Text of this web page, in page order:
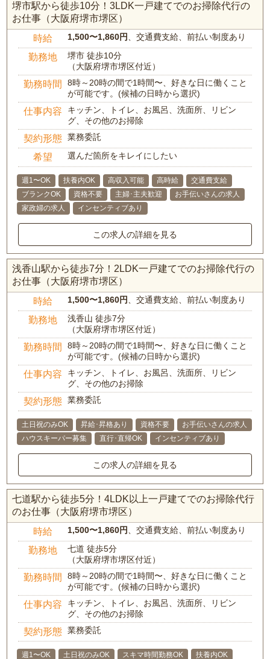
堺市駅から徒歩10分！3LDK一戸建てでのお掃除代行の
お仕事（大阪府堺市堺区）
時給 1,500〜1,860円 、交通費支給、前払い制度あり
勤務地
堺市 徒歩10分
（大阪府堺市堺区付近）
勤務時間
8時～20時の間で1時間〜、好きな日に働くこと
が可能です。(候補の日時から選択)
仕事内容
キッチン、トイレ、お風呂、洗面所、リビン
グ、その他のお掃除
契約形態 業務委託
希望 選んだ箇所をキレイにしたい
週1〜OK 扶養内OK 高収入可能 高時給
交通費支給
ブランクOK
資格不要 主婦･主夫歓迎
お手伝いさんの求人
家政婦の求人
インセンティブあり
この求人の詳細を見る
浅香山駅から徒歩7分！2LDK一戸建てでのお掃除代行の
お仕事（大阪府堺市堺区）
時給 1,500〜1,860円 、交通費支給、前払い制度あり
勤務地
浅香山 徒歩7分
（大阪府堺市堺区付近）
勤務時間
8時～20時の間で1時間〜、好きな日に働くこと
が可能です。(候補の日時から選択)
仕事内容
キッチン、トイレ、お風呂、洗面所、リビン
グ、その他のお掃除
契約形態 業務委託
土日祝のみOK 昇給･昇格あり 資格不要
お手伝いさんの求人
ハウスキーパー募集
直行･直帰OK インセンティブあり
この求人の詳細を見る
七道駅から徒歩5分！4LDK以上一戸建てでのお掃除代行
のお仕事（大阪府堺市堺区）
時給 1,500〜1,860円 、交通費支給、前払い制度あり
勤務地
七道 徒歩5分
（大阪府堺市堺区付近）
勤務時間
8時～20時の間で1時間〜、好きな日に働くこと
が可能です。(候補の日時から選択)
仕事内容
キッチン、トイレ、お風呂、洗面所、リビン
グ、その他のお掃除
契約形態 業務委託
週1〜OK 土日祝のみOK スキマ時間勤務OK 扶養内OK